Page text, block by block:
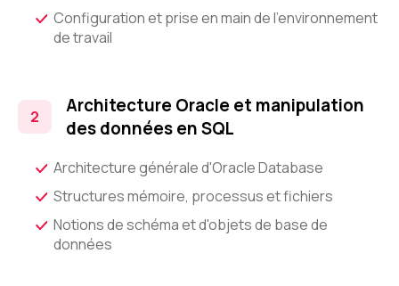
Configuration et prise en main de l'environnement
de travail
Architecture Oracle et manipulation
des données en SQL
Architecture générale d'Oracle Database
Structures mémoire, processus et fichiers
Notions de schéma et d'objets de base de
données